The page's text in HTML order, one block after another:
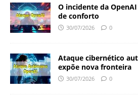
O incidente da
de conforto
30/07/2026 0
Ataque cibernético
expõe nova fronteira
30/07/2026 0